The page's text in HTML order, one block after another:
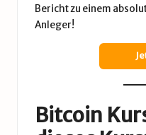
Bericht zu einem
Anleger!
Bitcoin